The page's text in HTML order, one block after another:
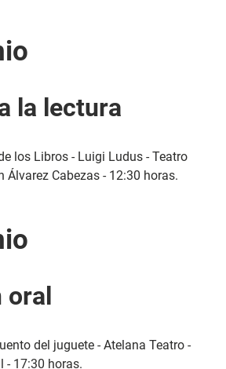
la lectura
los Libros - Luigi Ludus - Teatro
Álvarez Cabezas - 12:30 horas.
oral
del juguete - Atelana Teatro -
- 17:30 horas.